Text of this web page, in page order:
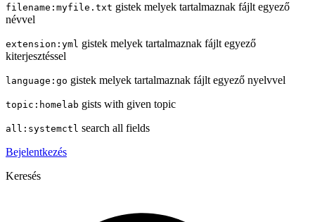
filename:myfile.txt gistek melyek tartalmaznak fájlt egyező
névvel
extension:yml gistek melyek tartalmaznak fájlt egyező
kiterjesztéssel
language:go gistek melyek tartalmaznak fájlt egyező nyelvvel
topic:homelab gists with given topic
all:systemctl search all fields
Bejelentkezés
Keresés